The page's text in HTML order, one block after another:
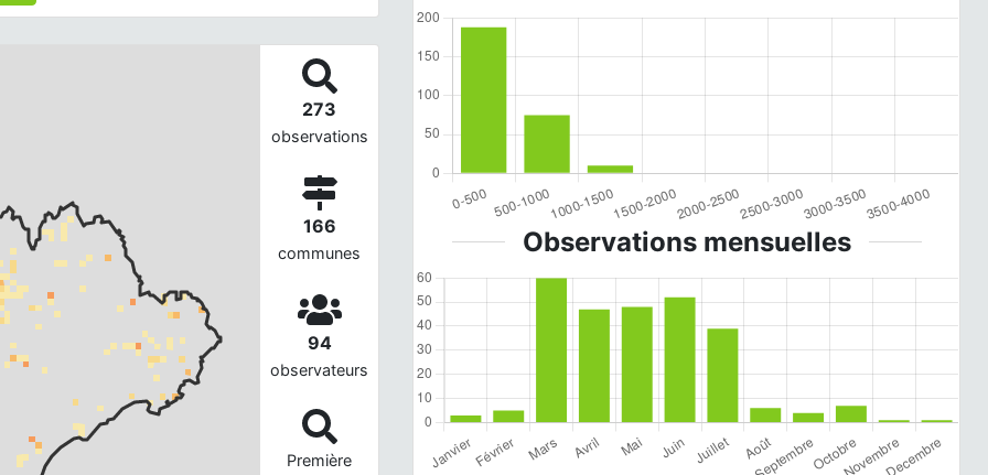
273
observations
166
communes
94
observateurs
Première
Observations mensuelles